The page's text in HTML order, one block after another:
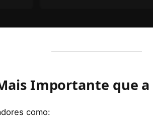
Importante que a
como: